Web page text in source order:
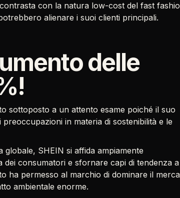
con la natura low-cost del fast
alienare i suoi clienti principali.
delle
sottoposto a un attento esame poiché il suo
in materia di sostenibilità e le
SHEIN si affida ampiamente
consumatori e sfornare capi di tendenza a
ha permesso al marchio di dominare il
ambientale enorme.